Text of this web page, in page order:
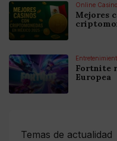
Online Casino
Mejores
Fortnite
Europea
Temas de actualidad